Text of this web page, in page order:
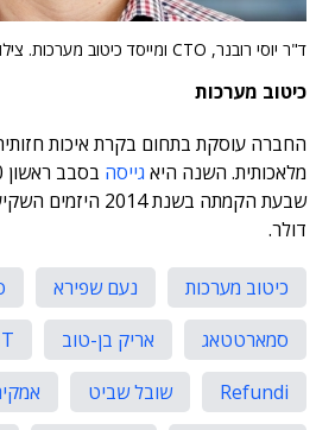
ד"ר יוסי רובנר, CTO ומייסד כיטוב מערכות. צילום: גלעד פירסט
כיטוב מערכות
החברה עוסקת בתחום בקרת איכות
מלאכותית. השנה היא גייסה
דולר.
כיטוב מערכות נעם שפירא
סמארטטאג
אריק בן-טוב
Refundi
שובל שביט